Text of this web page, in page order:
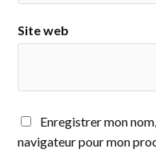
Site web
Enregistrer mon
navigateur pour mon